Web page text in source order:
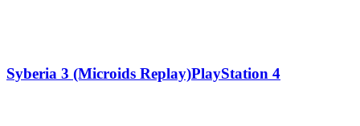
Syberia 3 (Microids Replay)PlayStation 4